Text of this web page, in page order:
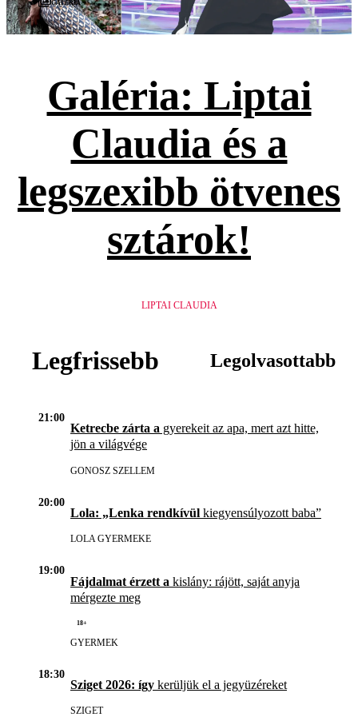
Galéria: Liptai
Claudia és a
legszexibb ötvenes
sztárok!
LIPTAI CLAUDIA
Legfrissebb Legolvasottabb
21:00
Ketrecbe zárta a gyerekeit az apa, mert azt hitte,
jön a világvége
GONOSZ SZELLEM
20:00
Lola: „Lenka rendkívül kiegyensúlyozott baba”
LOLA GYERMEKE
19:00
Fájdalmat érzett a kislány: rájött, saját anyja
mérgezte meg
18+
GYERMEK
18:30
Sziget 2026: így kerüljük el a jegyüzéreket
SZIGET